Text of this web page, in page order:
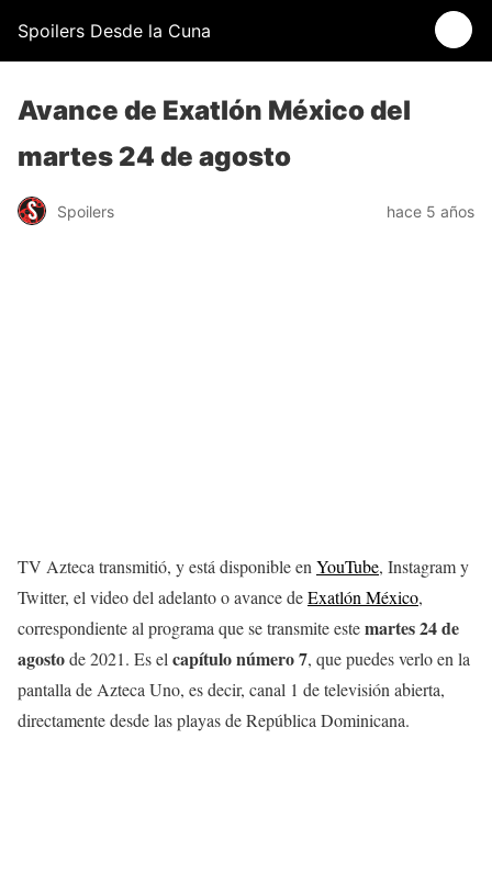
Spoilers Desde la Cuna
Avance de Exatlón México del
martes 24 de agosto
Spoilers hace 5 años
TV Azteca transmitió, y está disponible en YouTube, Instagram y
Twitter, el video del adelanto o avance deExatlón México,
correspondiente al programa que se transmite estemartes 24 de
agostode 2021. Es el capítulo número 7, que puedes verlo en la
pantalla de Azteca Uno, es decir, canal 1 de televisión abierta,
directamente desde las playas de República Dominicana.